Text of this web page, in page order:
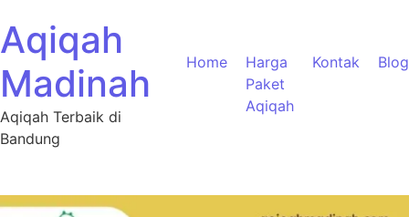
Aqiqah
Madinah
Aqiqah Terbaik di
Bandung
Home
Harga
Paket
Aqiqah
Kontak Blog